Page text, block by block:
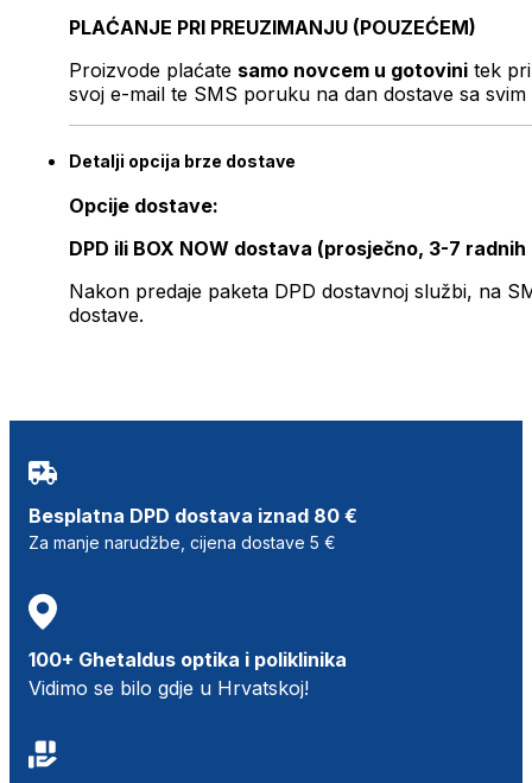
PLAĆANJE PRI PREUZIMANJU (POUZEĆEM)
Proizvode plaćate samo novcem u gotovini tek
svoj e-mail te SMS poruku na dan dostave sa svim
Detalji opcija brze dostave
Opcije dostave:
DPD ili BOX NOW dostava (prosječno, 3-7 radnih
Nakon predaje paketa DPD dostavnoj službi, na
dostave.
Besplatna DPD dostava iznad 80 €
Za manje narudžbe, cijena dostave 5 €
100+ Ghetaldus optika i poliklinika
Vidimo se bilo gdje u Hrvatskoj!